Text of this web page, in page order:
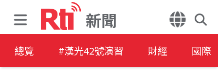
新聞
總覽 #漢光42號演習 財經 國際